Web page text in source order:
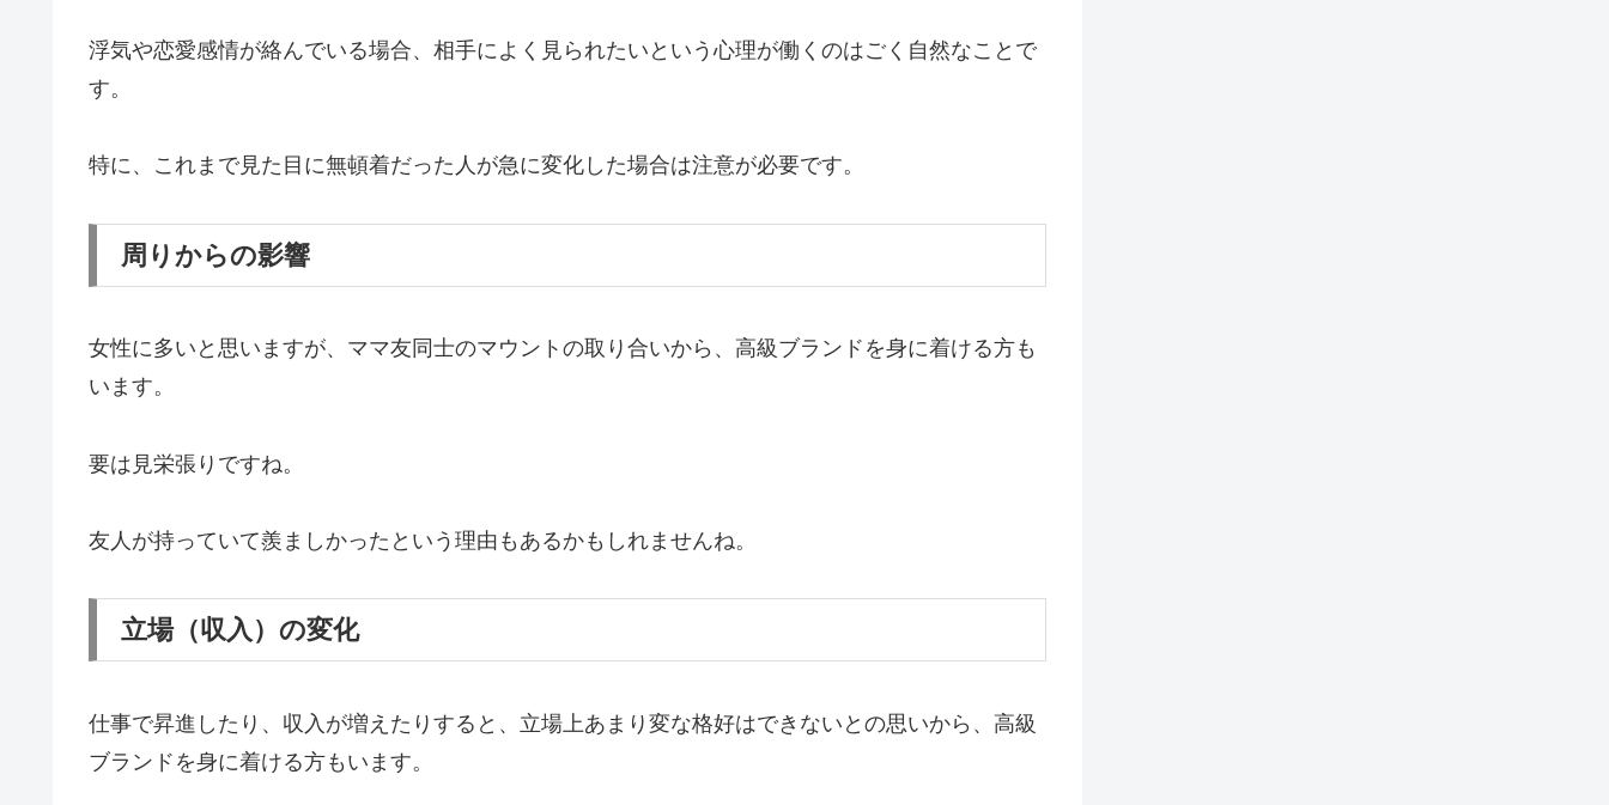
浮気や恋愛感情が絡んでいる場合、相手によく見られたいという心理が働くのはごく自然なことで
す。
特に、これまで見た目に無頓着だった人が急に変化した場合は注意が必要です。
周りからの影響
女性に多いと思いますが、ママ友同士のマウントの取り合いから、高級ブランドを身に着ける方も
います。
要は見栄張りですね。
友人が持っていて羨ましかったという理由もあるかもしれませんね。
立場（収入）の変化
仕事で昇進したり、収入が増えたりすると、立場上あまり変な格好はできないとの思いから、高級
ブランドを身に着ける方もいます。